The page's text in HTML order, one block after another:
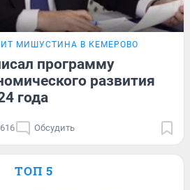
МИШУСТИНА В КЕМЕРОВО
программу
развития
года
Обсудить
ТОП 5